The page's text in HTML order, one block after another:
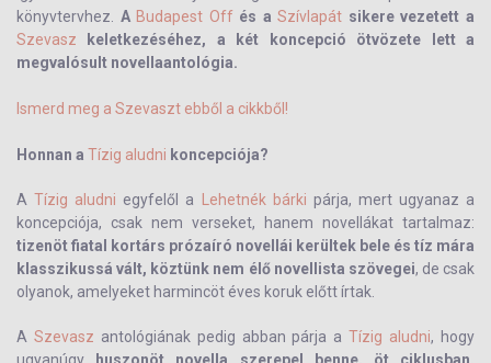
könyvtervhez. A Budapest Offés aSzívlapát sikere vezetett a
Szevasz keletkezéséhez, a két koncepció ötvözete lett a
megvalósult novellaantológia.
Ismerd meg a Szevaszt ebből a cikkből!
Honnan a Tízig aludni koncepciója?
ATízig aludni egyfelől a Lehetnék bárki párja, mert ugyanaz a
koncepciója, csak nem verseket, hanem novellákat tartalmaz:
tizenöt fiatal kortárs prózaíró novellái kerültek bele és tíz mára
klasszikussá vált, köztünk nem élő novellista szövegei, de csak
olyanok, amelyeket harmincöt éves koruk előtt írtak.
A Szevasz antológiának pedig abban párja aTízig aludni, hogy